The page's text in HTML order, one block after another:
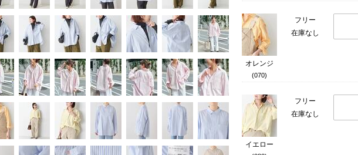
オレンジ
(070)
フリー
在庫なし
イエロー
フリー
在庫なし